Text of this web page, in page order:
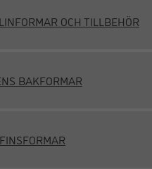
OCH TILLBEHÖR
BAKFORMAR